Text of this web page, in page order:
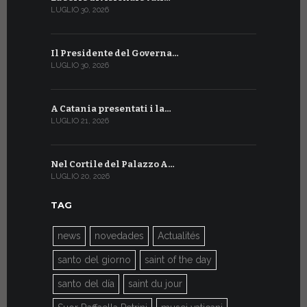
LUGLIO 30, 2026
Il Presidente del Governa…
LUGLIO 30, 2026
A Catania presentati i la…
LUGLIO 21, 2026
Nel Cortile del Palazzo A…
LUGLIO 20, 2026
TAG
news novedades Actualités
santo del giorno saint of the day
santo del día saint du jour